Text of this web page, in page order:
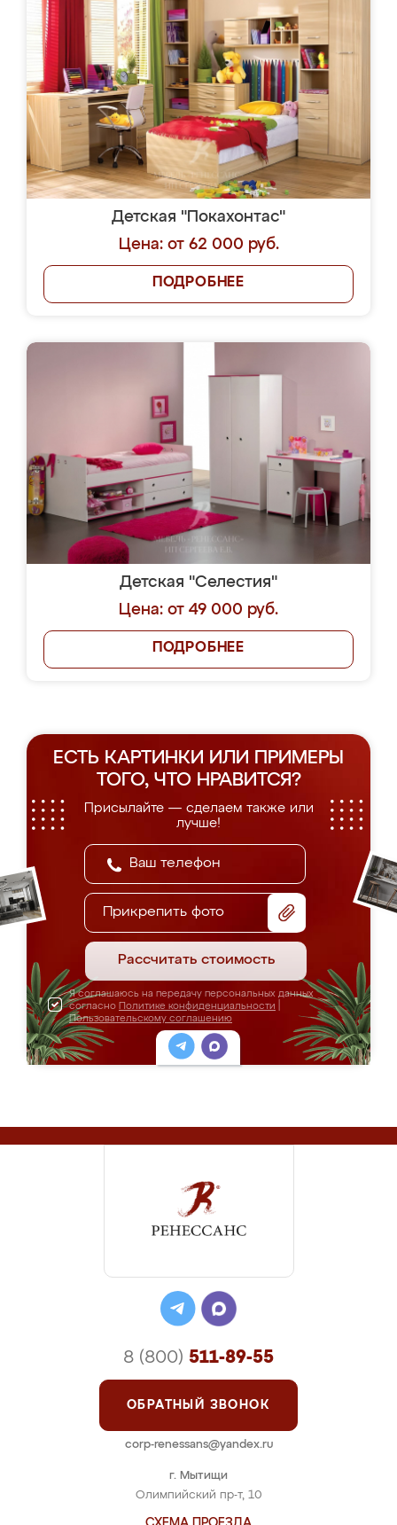
Детская "Покахонтас"
Цена: от 62 000 руб.
ПОДРОБНЕЕ
Детская "Селестия"
Цена: от 49 000 руб.
ПОДРОБНЕЕ
ЕСТЬ КАРТИНКИ ИЛИ ПРИМЕРЫ
ТОГО, ЧТО НРАВИТСЯ?
Присылайте — сделаем также или
лучше!
Прикрепить фото
Рассчитать стоимость
Я соглашаюсь на передачу персональных данных
согласно Политике конфиденциальности
Пользовательскому соглашению
г. Мытищи
Олимпийский пр-т, 10
8 (800) 511-89-55
ОБРАТНЫЙ ЗВОНОК
corp-renessans@yandex.ru